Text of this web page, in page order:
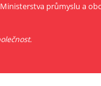
průmyslu a